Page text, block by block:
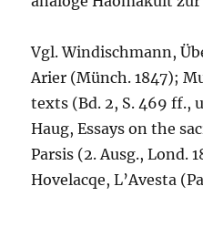
Vgl. Windischmann,
Arier (Münch. 1847);
texts (Bd. 2, S. 469 ff.,
Haug, Essays on the
Parsis (2. Ausg., Lond.
Hovelacqe, L’Avesta